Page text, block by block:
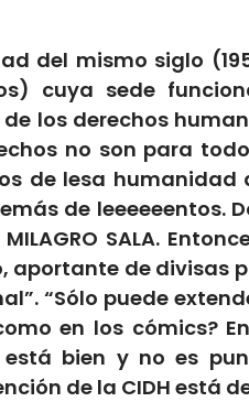
del mismo siglo
cuya sede
los derechos
no son para
de lesa
de leeeeeentos.
SALA.
de divisas
“Sólo puede
en los cómics?
bien y no es
de la CIDH está